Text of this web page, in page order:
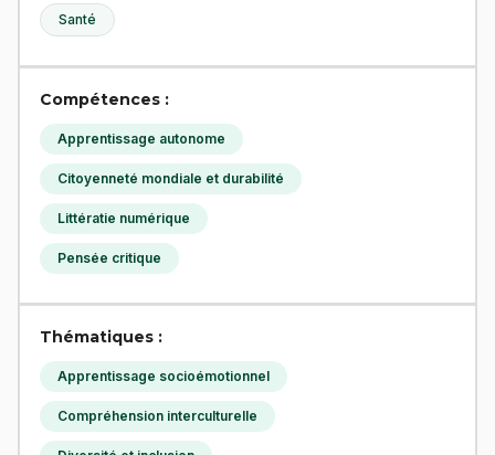
Santé
Compétences :
Apprentissage autonome
Citoyenneté mondiale et durabilité
Littératie numérique
Pensée critique
Thématiques :
Apprentissage socioémotionnel
Compréhension interculturelle